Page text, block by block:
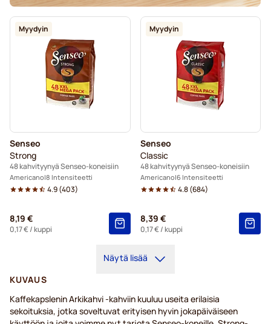
Myydyin
Senseo
Strong
48 kahvityynyä Senseo-koneisiin
Americano 8 Intensiteetti
4.9(403)
8,19 €
0,17 €/ kuppi
Myydyin
Senseo
Classic
48 kahvityynyä Senseo-koneisiin
Americano 6 Intensiteetti
4.8(684)
8,39 €
0,17 €/ kuppi
Näytä lisää
KUVAUS
Kaffekapslenin Arkikahvi -kahviin kuuluu useita erilaisia
sekoituksia, jotka soveltuvat erityisen hyvin jokapäiväiseen